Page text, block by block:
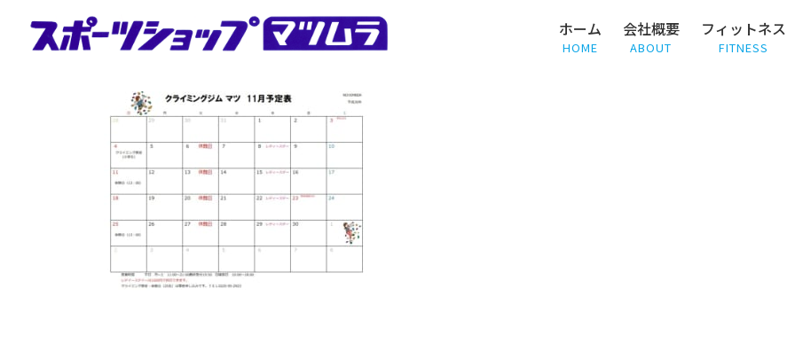
content
ミングジムとフィットネスジムを運営し、地域の健康とコ
ミュニティをサポートしております。
ホーム
HOME
会社概要
ABOUT
フィットネス
FITNESS